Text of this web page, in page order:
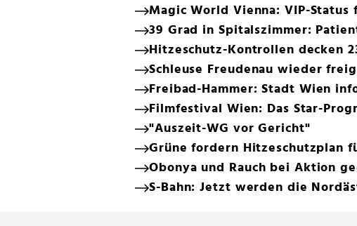
Magic World Vienna: VIP-Status
39 Grad in Spitalszimmer:
Hitzeschutz-Kontrollen decken
Schleuse Freudenau wieder
Freibad-Hammer: Stadt Wien
Filmfestival Wien: Das Star-
"Auszeit-WG vor Gericht"
Grüne fordern Hitzeschutzplan
Obonya und Rauch bei Aktion
S-Bahn: Jetzt werden die